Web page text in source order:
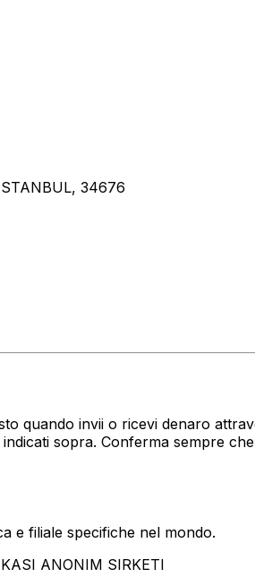
34676
quando invii o ricevi denaro
sopra. Conferma sempre
e filiale specifiche nel mondo.
ANONIM SIRKETI